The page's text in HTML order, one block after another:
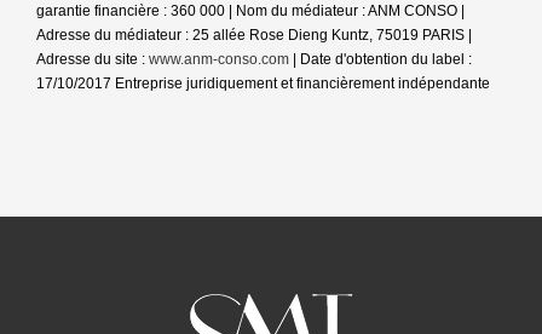
garantie financière : 360 000 | Nom du médiateur : ANM CONSO |
Adresse du médiateur : 25 allée Rose Dieng Kuntz, 75019 PARIS |
Adresse du site : www.anm-conso.com | Date d'obtention du label :
17/10/2017 Entreprise juridiquement et financièrement indépendante